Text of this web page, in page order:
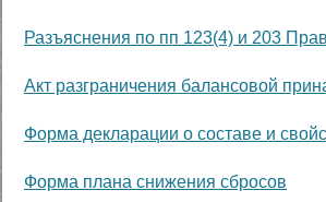
Разъяснения по пп 123(4) и 203
Акт разграничения балансовой
Форма декларации о составе и
Форма плана снижения сбросов